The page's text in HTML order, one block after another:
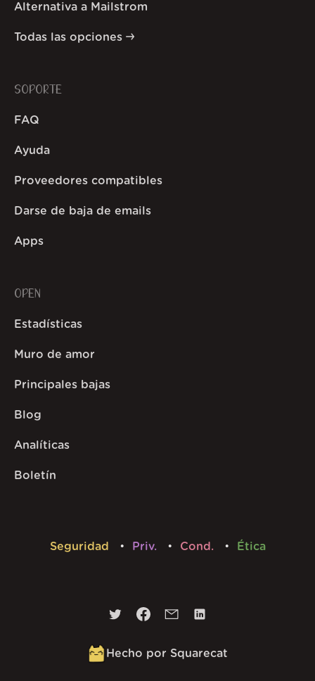
Alternativa a Mailstrom
Todas las opciones
SOPORTE
FAQ
Ayuda
Proveedores compatibles
Darse de baja de emails
Apps
OPEN
Estadísticas
Muro de amor
Principales bajas
Blog
Analíticas
Boletín
Seguridad Priv. Cond. Ética
Hecho por Squarecat